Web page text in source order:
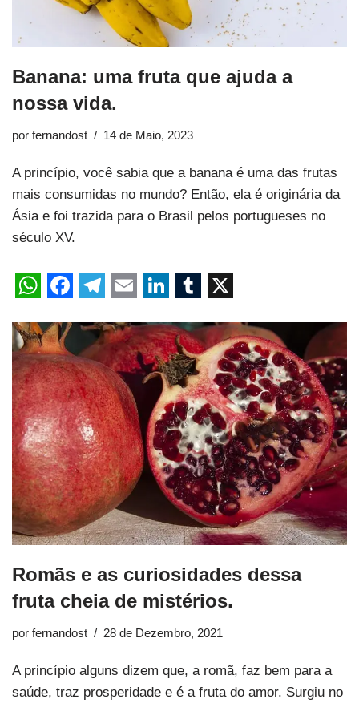
Banana: uma fruta que ajuda a
nossa vida.
por fernandost 14 de Maio, 2023
A princípio, você sabia que a banana é uma das frutas
mais consumidas no mundo? Então, ela é originária da
Ásia e foi trazida para o Brasil pelos portugueses no
século XV.
Romãs e as curiosidades dessa
fruta cheia de mistérios.
por fernandost 28 de Dezembro, 2021
A princípio alguns dizem que, a romã, faz bem para a
saúde, traz prosperidade e é a fruta do amor. Surgiu no